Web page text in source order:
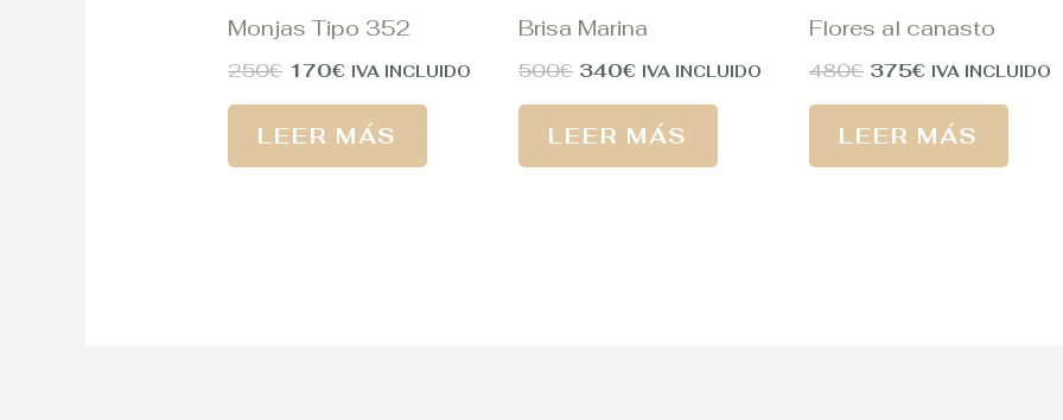
Monjas Tipo 352
250€ 170€ IVA INCLUIDO
LEER MÁS
Brisa Marina
500€ 340€ IVA INCLUIDO
LEER MÁS
Flores al canasto
480€ 375€ IVA INCLUIDO
LEER MÁS